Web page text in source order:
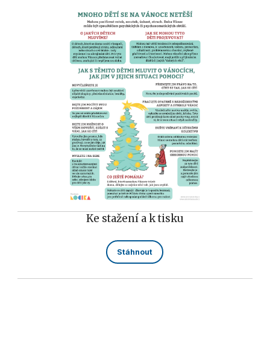
Ke stažení a k tisku
Stáhnout